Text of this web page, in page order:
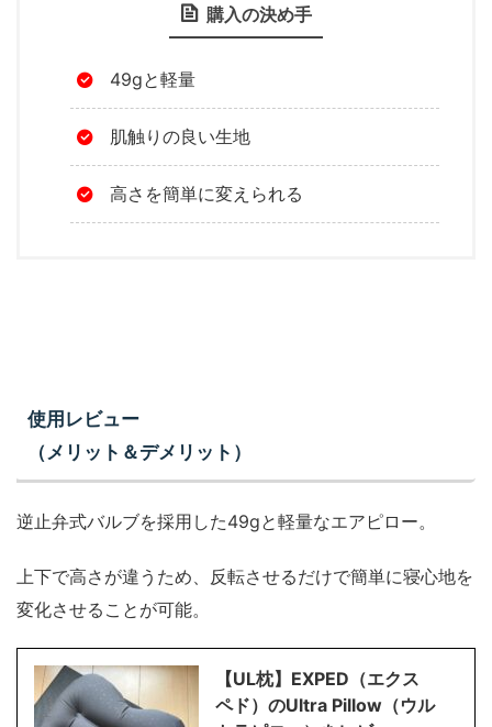
購入の決め手
49gと軽量
肌触りの良い生地
高さを簡単に変えられる
使用レビュー
（メリット＆デメリット）
逆止弁式バルブを採用した49gと軽量なエアピロー。
上下で高さが違うため、反転させるだけで簡単に寝心地を
変化させることが可能。
【UL枕】EXPED（エクス
ペド）のUltra Pillow（ウル